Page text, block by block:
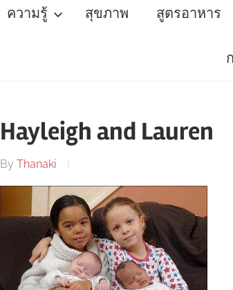
ความรู้ สุขภาพ สูตรอาหาร
Hayleigh and Lauren
By Thanaki